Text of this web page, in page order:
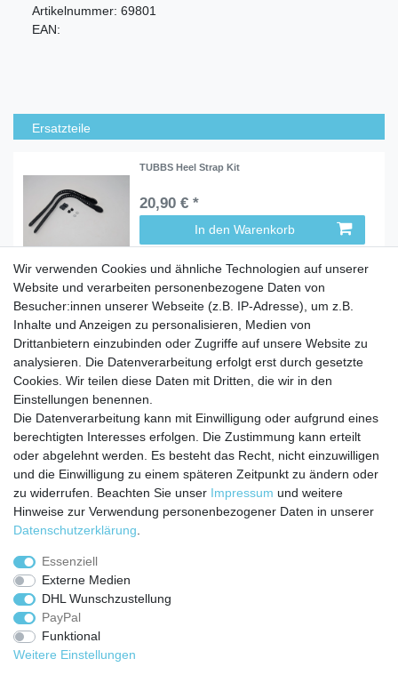
Artikelnummer: 69801
EAN:
Ersatzteile
TUBBS Heel Strap Kit
20,90 € *
In den Warenkorb
Wir verwenden Cookies und ähnliche Technologien auf unserer
Website und verarbeiten personenbezogene Daten von
Besucher:innen unserer Webseite (z.B. IP-Adresse), um z.B.
Inhalte und Anzeigen zu personalisieren, Medien von
Drittanbietern einzubinden oder Zugriffe auf unsere Website zu
analysieren. Die Datenverarbeitung erfolgt erst durch gesetzte
Cookies. Wir teilen diese Daten mit Dritten, die wir in den
Einstellungen benennen.
Die Datenverarbeitung kann mit Einwilligung oder aufgrund eines
berechtigten Interesses erfolgen. Die Zustimmung kann erteilt
oder abgelehnt werden. Es besteht das Recht, nicht einzuwilligen
und die Einwilligung zu einem späteren Zeitpunkt zu ändern oder
zu widerrufen. Beachten Sie unser Impressum und weitere
Hinweise zur Verwendung personenbezogener Daten in unserer
Daten­schutz­erklärung
Essenziell
Externe Medien
DHL Wunschzustellung
PayPal
Funktional
Weitere Einstellungen
Service
Zahlungarten
Versandkosten
Batterierücknahmeverordnung
Kostenloser Newsletter
E-MAIL **
Newsletter
Honig
Daten­schutz­erklärung
Einwilligung kann ich jederzeit widerrufen.**
Impressum